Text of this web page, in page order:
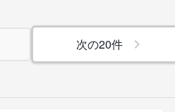
次の20件